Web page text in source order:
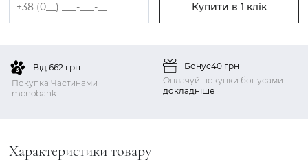
Купити в 1 клік
Від 662 грн
Покупка Частинами
monobank
Бонус40 грн
Оплачуй покупки бонусами
докладніше
Характеристики товару